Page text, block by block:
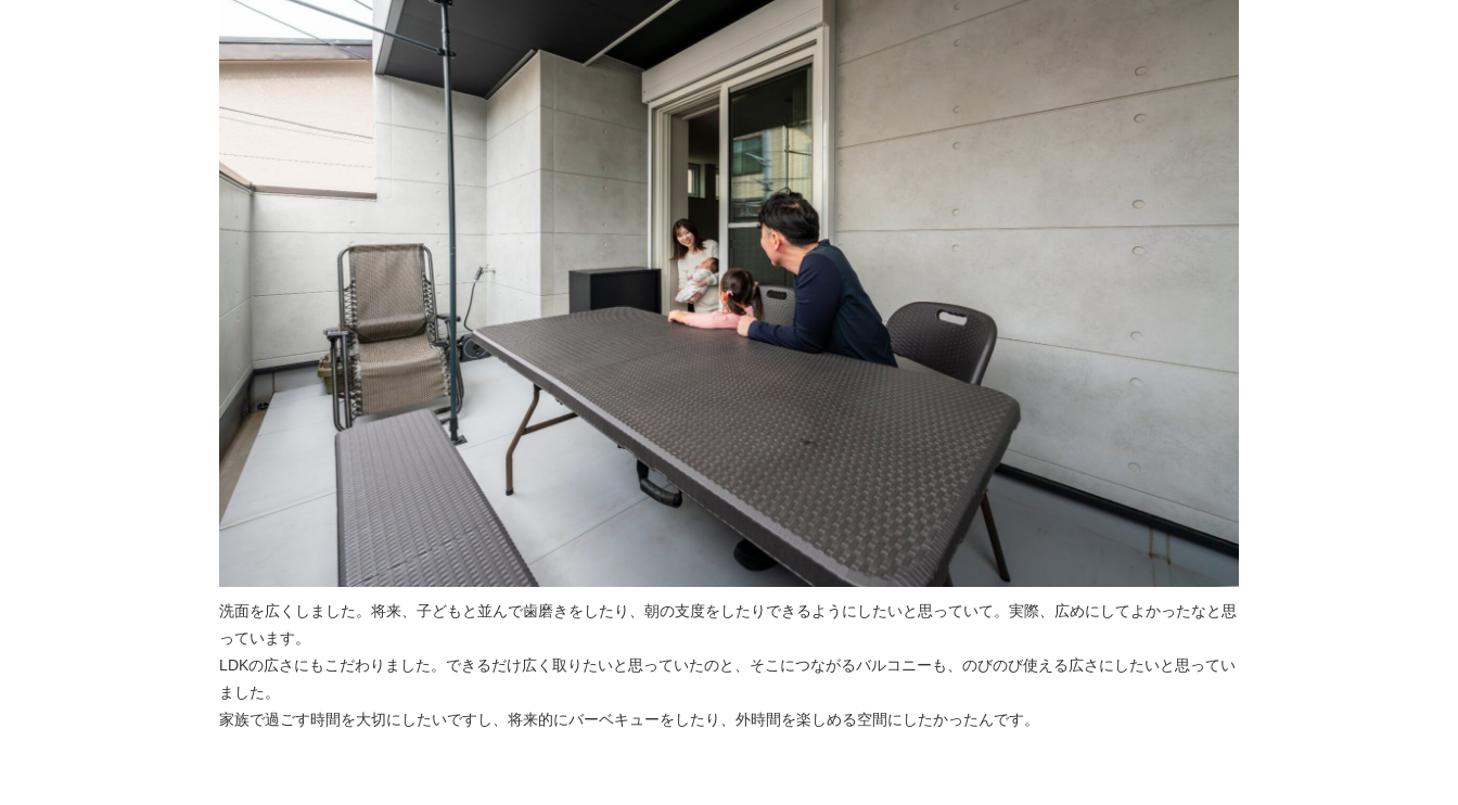
洗面を広くしました。将来、子どもと並んで歯磨きをしたり、朝の支度をしたりできるようにしたいと思っていて。実際、広めにしてよかったなと思
っています。
LDKの広さにもこだわりました。できるだけ広く取りたいと思っていたのと、そこにつながるバルコニーも、のびのび使える広さにしたいと思ってい
ました。
家族で過ごす時間を大切にしたいですし、将来的にバーベキューをしたり、外時間を楽しめる空間にしたかったんです。